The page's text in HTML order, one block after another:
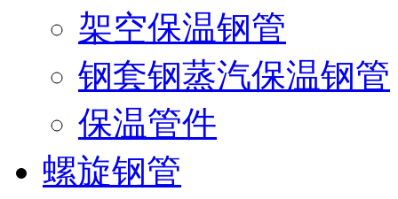
架空保温钢管
钢套钢蒸汽保温钢管
保温管件
螺旋钢管